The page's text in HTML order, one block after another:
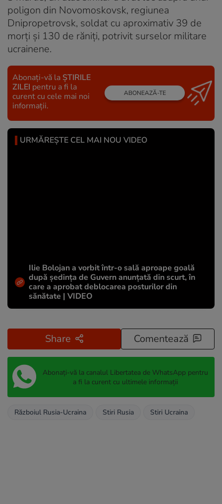
poligon din Novomoskovsk, regiunea
Dnipropetrovsk, soldat cu aproximativ 39 de
morți și 130 de răniți, potrivit surselor militare
ucrainene.
Abonați-vă la ȘTIRILE
ZILEI pentru a fi la
curent cu cele mai noi
informații.
ABONEAZĂ-TE
URMĂREȘTE CEL MAI NOU VIDEO
Ilie Bolojan a vorbit într-o sală aproape goală
după ședința de Guvern anunțată din scurt, în
care a aprobat deblocarea posturilor din
sănătate | VIDEO
Share Comentează
Abonați-vă la canalul Libertatea de WhatsApp pentru
a fi la curent cu ultimele informații
Războiul Rusia-Ucraina Stiri Rusia Stiri Ucraina